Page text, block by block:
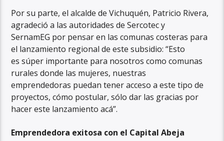
Por su parte, el alcalde de Vichuquén, Patricio Rivera,
agradeció a las autoridades de Sercotec y
SernamEG por pensar en las comunas costeras para
el lanzamiento regional de este subsidio: “Esto
es súper importante para nosotros como comunas
rurales donde las mujeres, nuestras
emprendedoras puedan tener acceso a este tipo de
proyectos, cómo postular, sólo dar las gracias por
hacer este lanzamiento acá”.
Emprendedora exitosa con el Capital Abeja